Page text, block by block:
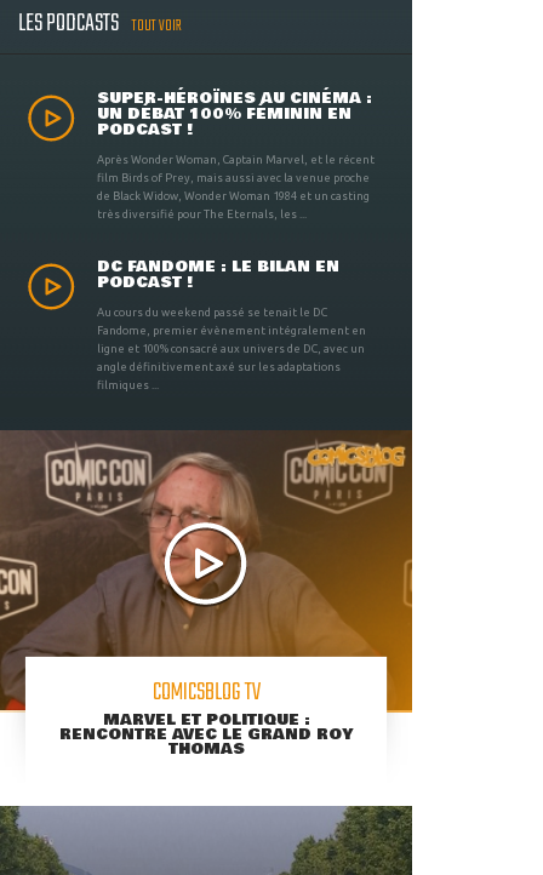
LES PODCASTS TOUT VOIR
SUPER-HÉROÏNES AU CINÉMA :
UN DÉBAT 100% FÉMININ EN
PODCAST !
Après Wonder Woman, Captain Marvel, et le récent
film Birds of Prey, mais aussi avec la venue proche
de Black Widow, Wonder Woman 1984 et un casting
très diversifié pour The Eternals, les ...
DC FANDOME : LE BILAN EN
PODCAST !
Au cours du weekend passé se tenait le DC
Fandome, premier évènement intégralement en
ligne et 100% consacré aux univers de DC, avec un
angle définitivement axé sur les adaptations
filmiques ...
COMICSBLOG TV
MARVEL ET POLITIQUE :
RENCONTRE AVEC LE GRAND ROY
THOMAS